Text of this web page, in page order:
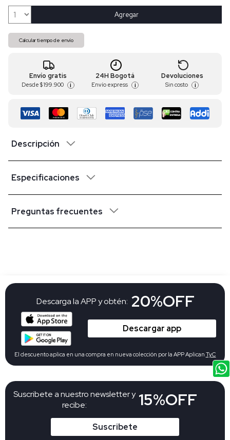
Agregar
Calcular tiempo de envío
Envío gratis
Desde $ 199.900 i
24H Bogotá
Envío express i
Devoluciones
Sin costo i
Descripción
Especificaciones
Preguntas frecuentes
Suscribete a nuestro newsletter y
recibe:
15%OFF
Suscribete
Descarga la APP y obtén: 20%OFF
Descargar app
El descuento aplica en una compra en nueva colección por la APP Aplican TyC